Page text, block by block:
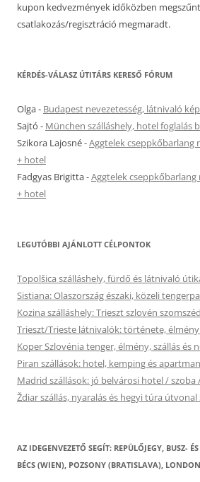
kupon kedvezmények időközben
csatlakozás/regisztráció megmaradt.
KÉRDÉS-VÁLASZ ÚTITÁRS KERESŐ FÓRUM
Olga- Budapest nevezetesség, látnivaló
Sajtó - München szálláshely, hotel foglalás
Szikora Lajosné-Aggtelek cseppkőbarlang
+ hotel
Fadgyas Brigitta-Aggtelek
+ hotel
LEGUTÓBBI AJÁNLOTT CÉLPONTOK
Topolšica szálláshely, fürdő és látnivaló
Sistiana: Olaszország északi, közeli
Kozina szálláshely: Trieszt szlovén
Trieszt/Trieste látnivalók: története, élmény
Koper Szlovénia tenger, élmény, szállás és
Piran szállások: hotel, kemping és
Madrid szállások: jó belvárosi hotel / szoba
Ždiar szállás, nyaralás és hegyi túra útvonal
AZ IDEGENVEZETŐ SEGÍT: REPÜLŐJEGY, BUSZ-
BÉCS (WIEN), POZSONY (BRATISLAVA),